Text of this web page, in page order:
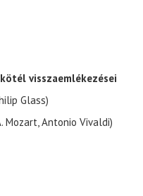
visszaemlékezései
Glass)
Mozart, Antonio Vivaldi)